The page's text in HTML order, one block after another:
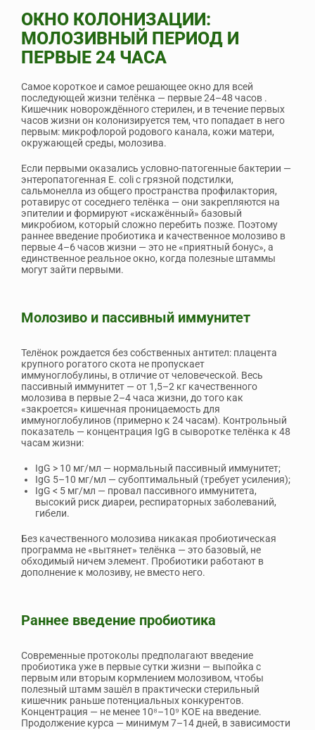
ОКНО КОЛОНИЗАЦИИ:
МОЛОЗИВНЫЙ ПЕРИОД И
ПЕРВЫЕ 24 ЧАСА
Самое короткое и самое решающее окно для всей
последующей жизни телёнка — первые 24–48 часов .
Кишечник новорождённого стерилен, и в течение первых
часов жизни он колонизируется тем, что попадает в него
первым: микрофлорой родового канала, кожи матери,
окружающей среды, молозива.
Если первыми оказались условно-патогенные бактерии —
энтеропатогенная E. coli с грязной подстилки,
сальмонелла из общего пространства профилактория,
ротавирус от соседнего телёнка — они закрепляются на
эпителии и формируют «искажённый» базовый
микробиом, который сложно перебить позже. Поэтому
раннее введение пробиотика и качественное молозиво в
первые 4–6 часов жизни — это не «приятный бонус», а
единственное реальное окно, когда полезные штаммы
могут зайти первыми.
Молозиво и пассивный иммунитет
Телёнок рождается без собственных антител: плацента
крупного рогатого скота не пропускает
иммуноглобулины, в отличие от человеческой. Весь
пассивный иммунитет — от 1,5–2 кг качественного
молозива в первые 2–4 часа жизни, до того как
«закроется» кишечная проницаемость для
иммуноглобулинов (примерно к 24 часам). Контрольный
показатель — концентрация IgG в сыворотке телёнка к 48
часам жизни:
IgG > 10 мг/мл — нормальный пассивный иммунитет;
IgG 5–10 мг/мл — субоптимальный (требует усиления);
IgG < 5 мг/мл — провал пассивного иммунитета,
высокий риск диареи, респираторных заболеваний,
гибели.
Без качественного молозива никакая пробиотическая
программа не «вытянет» телёнка — это базовый, не
обходимый ничем элемент. Пробиотики работают в
дополнение к молозиву, не вместо него.
Раннее введение пробиотика
Современные протоколы предполагают введение
пробиотика уже в первые сутки жизни — выпойка с
первым или вторым кормлением молозивом, чтобы
полезный штамм зашёл в практически стерильный
кишечник раньше потенциальных конкурентов.
Концентрация — не менее 10⁸–10⁹ КОЕ на введение.
Продолжение курса — минимум 7–14 дней, в зависимости